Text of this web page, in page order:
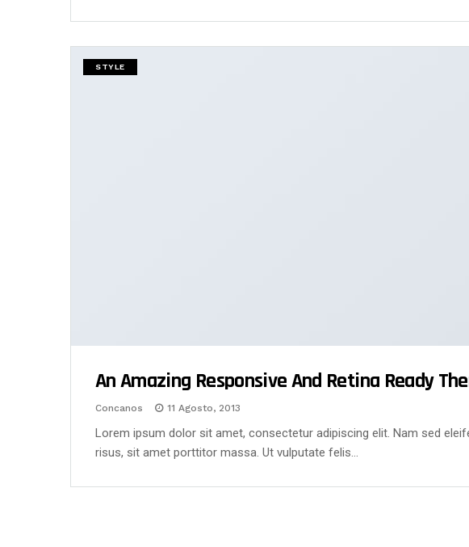
STYLE
An Amazing Responsive And Retina Ready
Concanos 11 Agosto, 2013
Lorem ipsum dolor sit amet, consectetur adipiscing elit. Nam sed
risus, sit amet porttitor massa. Ut vulputate felis…